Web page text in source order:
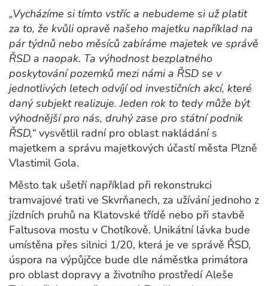
„Vycházíme si tímto vstříc a nebudeme si už platit
za to, že kvůli opravě našeho majetku například na
pár týdnů nebo měsíců zabíráme majetek ve správě
ŘSD a naopak. Ta výhodnost bezplatného
poskytování pozemků mezi námi a ŘSD se v
jednotlivých letech odvíjí od investičních akcí, které
daný subjekt realizuje. Jeden rok to tedy může být
výhodnější pro nás, druhý zase pro státní podnik
ŘSD,“ vysvětlil radní pro oblast nakládání s
majetkem a správu majetkových účastí města Plzně
Vlastimil Gola.
Město tak ušetří například při rekonstrukci
tramvajové trati ve Skvrňanech, za užívání jednoho z
jízdních pruhů na Klatovské třídě nebo při stavbě
Faltusova mostu v Chotíkově. Unikátní lávka bude
umístěna přes silnici 1/20, která je ve správě ŘSD,
úspora na výpůjčce bude dle náměstka primátora
pro oblast dopravy a životního prostředí Aleše